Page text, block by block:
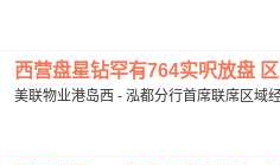
西营盘星钻罕有764实呎放盘
美联物业港岛西 - 泓都分行首席联席区域